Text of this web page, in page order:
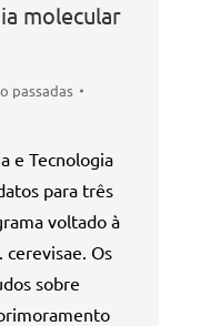
molecular
passadas
e Tecnologia
para três
voltado à
cerevisae. Os
sobre